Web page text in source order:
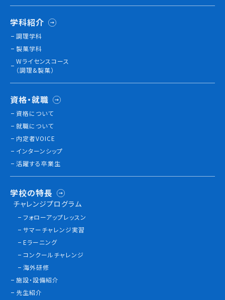
コックコート紹介
訪問者別
高校生の方へ
社会人・大学生・短大生の方へ
留学生の方へ(for Foreign Student)
卒業生の方へ・
各種証明書の申請について
企業担当者の方へ
保護者の方へ
ブログ
アクセス
職員採用情報
情報公開
よくあるご質問
お問い合わせ
学科紹介
調理学科
製菓学科
Wライセンスコース
（調理&製菓）
資格・就職
資格について
就職について
内定者VOICE
インターンシップ
活躍する卒業生
学校の特長
チャレンジプログラム
フォローアップレッスン
サマーチャレンジ実習
Eラーニング
コンクールチャレンジ
海外研修
施設・設備紹介
先生紹介